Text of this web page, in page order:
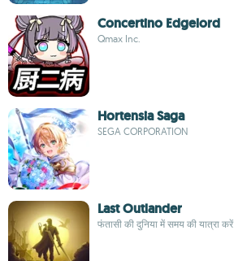
Concertino Edgelord
Qmax Inc.
Hortensia Saga
SEGA CORPORATION
Last Outlander
फंतासी की दुनिया में समय की यात्रा करें